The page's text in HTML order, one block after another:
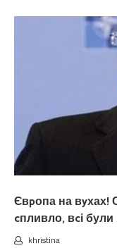
Євpопа на вyхах!
cпливло, вcі
khristina